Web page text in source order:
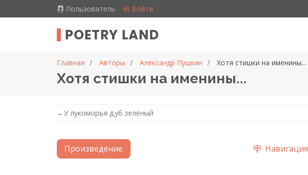
Пользователь Войти
POETRY LAND
Главная Авторы Александр Пушкин Хотя стишки на именины...
Хотя стишки на именины...
←У лукоморья дуб зелёный
Произведение Навигация